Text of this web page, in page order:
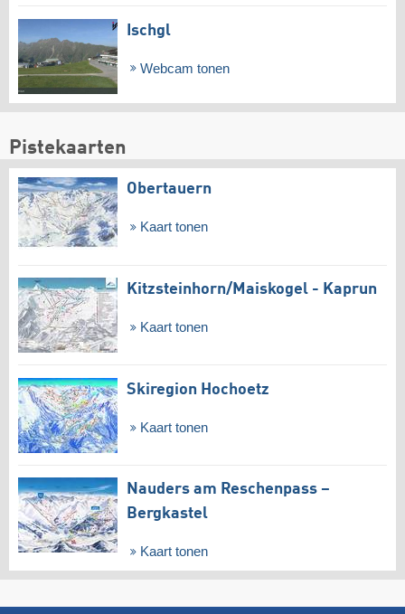
Ischgl
Webcam tonen
Pistekaarten
Obertauern
Kaart tonen
Kitzsteinhorn/​Maiskogel - Kaprun
Kaart tonen
Skiregion Hochoetz
Kaart tonen
Nauders am Reschenpass –
Bergkastel
Kaart tonen